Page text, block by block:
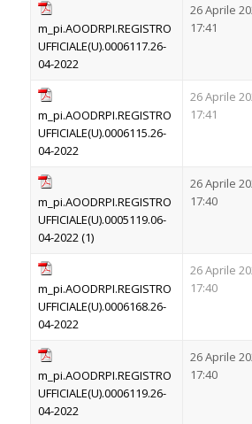
m_pi.AOODRPI.REGISTRO
UFFICIALE(U).0006117.26-
04-2022
26 Aprile
17:41
m_pi.AOODRPI.REGISTRO
UFFICIALE(U).0006115.26-
04-2022
26 Aprile
17:41
m_pi.AOODRPI.REGISTRO
UFFICIALE(U).0005119.06-
04-2022 (1)
26 Aprile
17:40
m_pi.AOODRPI.REGISTRO
UFFICIALE(U).0006168.26-
04-2022
26 Aprile
17:40
m_pi.AOODRPI.REGISTRO
UFFICIALE(U).0006119.26-
04-2022
26 Aprile
17:40